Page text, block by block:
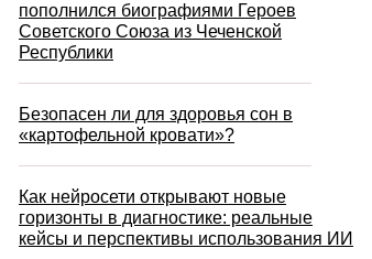
пополнился биографиями Героев
Советского Союза из Чеченской
Республики
Безопасен ли для здоровья сон в
«картофельной кровати»?
Как нейросети открывают новые
горизонты в диагностике: реальные
кейсы и перспективы использования ИИ